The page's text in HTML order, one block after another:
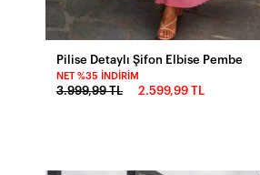
Pilise Detaylı Şifon Elbise Pembe
NET %35 İNDIRIM
3.999,99 TL 2.599,99 TL